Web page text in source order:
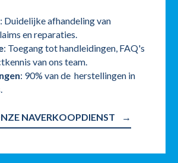
: Duidelijke afhandeling van
en reparaties.
: Toegang tot handleidingen, FAQ's
van ons team.
: 90% van de herstellingen in
NAVERKOOPDIENST